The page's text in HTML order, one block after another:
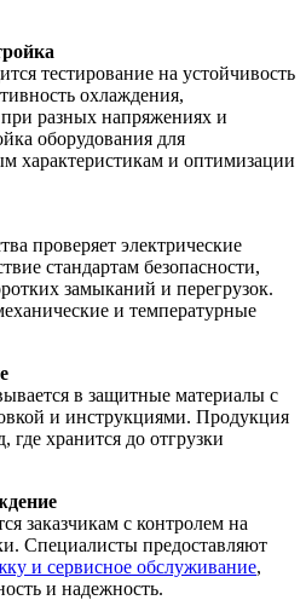
тестирование на устойчивость
охлаждения,
разных напряжениях и
оборудования для
характеристикам и оптимизации
проверяет электрические
стандартам безопасности,
замыканий и перегрузок.
и температурные
в защитные материалы с
и инструкциями. Продукция
где хранится до отгрузки
заказчикам с контролем на
Специалисты предоставляют
и сервисное обслуживание,
и надежность.